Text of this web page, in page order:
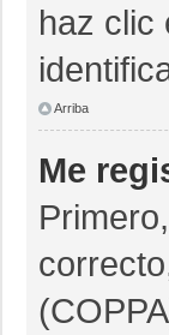
haz clic
Arriba
Me